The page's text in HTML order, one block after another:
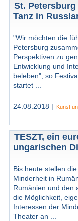
St.
Tanz in
"Wir möchten die
Petersburg
Perspektiven zu
Entwicklung und
beleben", so
startet ...
24.08.2018 | Kunst
TESZT, ein
ungarischen
Bis heute stellen
Minderheit in
Rumänien und den
die Möglichkeit,
Interessen der
Theater an ...